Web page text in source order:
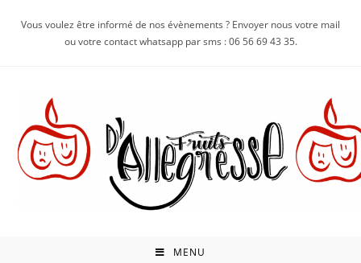
Vous voulez être informé de nos évènements ? Envoyer nous votre mail
ou votre contact whatsapp par sms : 06 56 69 43 35.
MENU